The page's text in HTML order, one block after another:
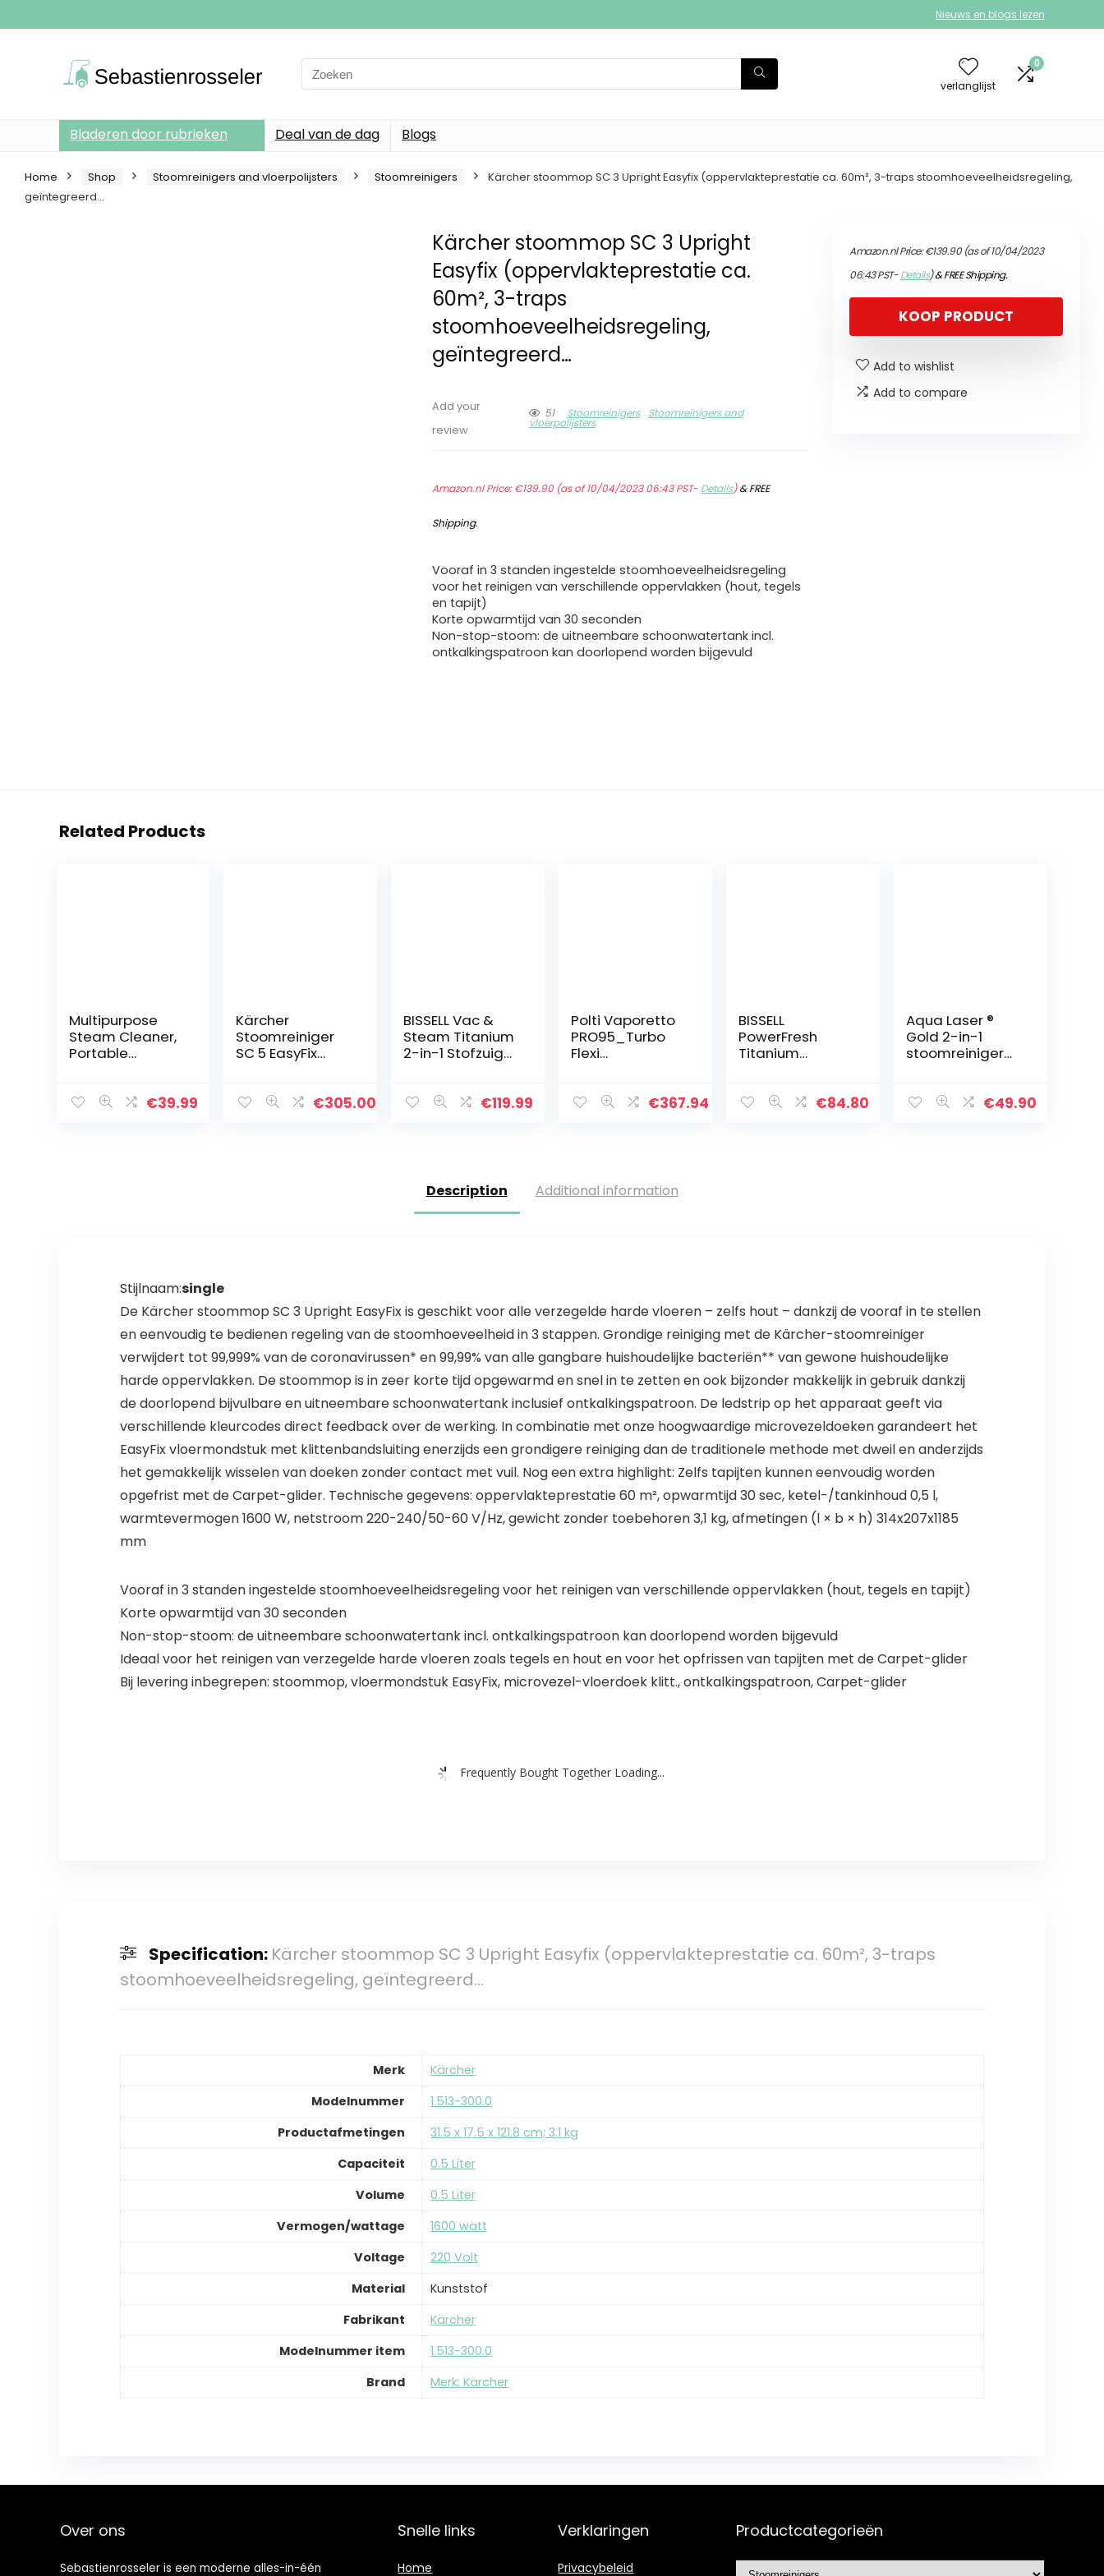
Nieuws en blogs lezen
Search
for:
verlanglijst
0
Bladeren door rubrieken Deal van de dag Blogs
Home Shop Stoomreinigers and vloerpolijsters Stoomreinigers
Kärcher stoommop SC 3 Upright Easyfix (oppervlakteprestatie ca. 60m², 3-traps stoomhoeveelheidsregeling,
geïntegreerd…
Kärcher stoommop SC 3 Upright
Easyfix (oppervlakteprestatie ca.
60m², 3-traps
stoomhoeveelheidsregeling,
geïntegreerd…
Add your
review
51 Stoomreinigers Stoomreinigers and
vloerpolijsters
Amazon.nl Price:€139.90(as of 10/04/2023 06:43 PST- Details)&FREE
Shipping.
Vooraf in 3 standen ingestelde stoomhoeveelheidsregeling
voor het reinigen van verschillende oppervlakken (hout, tegels
en tapijt)
Korte opwarmtijd van 30 seconden
Non-stop-stoom: de uitneembare schoonwatertank incl.
ontkalkingspatroon kan doorlopend worden bijgevuld
Amazon.nl Price:€139.90(as of 10/04/2023
06:43 PST-Details)&FREE Shipping.
KOOP PRODUCT
Add to wishlist
Add to compare
Related Products
Multipurpose
Steam Cleaner,
Portable
Accessories For
€39.99
Kärcher
Stoomreiniger
SC 5 EasyFix
150 m²,
€305.00
BISSELL Vac &
Steam Titanium
2-in-1 Stofzuiger
1977N
€119.99
Polti Vaporetto
PRO95_Turbo
Flexi
stoomdruk van 5
€367.94
BISSELL
PowerFresh
Titanium
€84.80
Aqua Laser ®
Gold 2-in-1
stoomreiniger
tel combi- €49.90
Description Additional information
Stijlnaam:single
De Kärcher stoommop SC 3 Upright EasyFix is geschikt voor alle verzegelde harde vloeren – zelfs hout – dankzij de vooraf in te stellen
en eenvoudig te bedienen regeling van de stoomhoeveelheid in 3 stappen. Grondige reiniging met de Kärcher-stoomreiniger
verwijdert tot 99,999% van de coronavirussen* en 99,99% van alle gangbare huishoudelijke bacteriën** van gewone huishoudelijke
harde oppervlakken. De stoommop is in zeer korte tijd opgewarmd en snel in te zetten en ook bijzonder makkelijk in gebruik dankzij
de doorlopend bijvulbare en uitneembare schoonwatertank inclusief ontkalkingspatroon. De ledstrip op het apparaat geeft via
verschillende kleurcodes direct feedback over de werking. In combinatie met onze hoogwaardige microvezeldoeken garandeert het
EasyFix vloermondstuk met klittenbandsluiting enerzijds een grondigere reiniging dan de traditionele methode met dweil en anderzijds
het gemakkelijk wisselen van doeken zonder contact met vuil. Nog een extra highlight: Zelfs tapijten kunnen eenvoudig worden
opgefrist met de Carpet-glider. Technische gegevens: oppervlakteprestatie 60 m², opwarmtijd 30 sec, ketel-/tankinhoud 0,5 l,
warmtevermogen 1600 W, netstroom 220-240/50-60 V/Hz, gewicht zonder toebehoren 3,1 kg, afmetingen (l × b × h) 314x207x1185
mm
Vooraf in 3 standen ingestelde stoomhoeveelheidsregeling voor het reinigen van verschillende oppervlakken (hout, tegels en tapijt)
Korte opwarmtijd van 30 seconden
Non-stop-stoom: de uitneembare schoonwatertank incl. ontkalkingspatroon kan doorlopend worden bijgevuld
Ideaal voor het reinigen van verzegelde harde vloeren zoals tegels en hout en voor het opfrissen van tapijten met de Carpet-glider
Bij levering inbegrepen: stoommop, vloermondstuk EasyFix, microvezel-vloerdoek klitt., ontkalkingspatroon, Carpet-glider
Frequently Bought Together Loading...
Specification: Kärcher stoommop SC 3 Upright Easyfix (oppervlakteprestatie ca. 60m², 3-traps
stoomhoeveelheidsregeling, geïntegreerd…
Merk
‎Kärcher
Modelnummer
‎1.513-300.0
Productafmetingen
‎31.5 x 17.5 x 121.8 cm; 3.1 kg
Capaciteit
‎0.5 Liter
Volume
‎0.5 Liter
Vermogen/wattage
‎1600 watt
Voltage
‎220 Volt
Material
‎Kunststof
Fabrikant
‎Kärcher
Modelnummer item
‎1.513-300.0
Brand
Merk: Kärcher
Over ons
Sebastienrosseler is een moderne alles-in-één
Snelle links
Home
Verklaringen
Privacybeleid
Productcategorieën